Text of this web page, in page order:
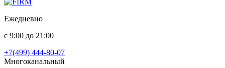
Ежедневно
с 9:00 до 21:00
+7(499) 444-80-07
Многоканальный